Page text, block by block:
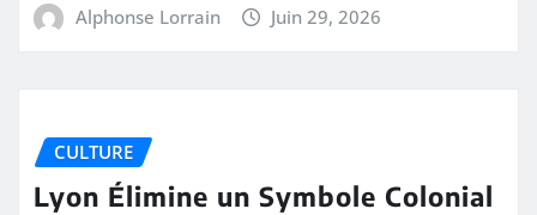
Alphonse Lorrain Juin 29, 2026
CULTURE
Lyon Élimine un Symbole Colonial